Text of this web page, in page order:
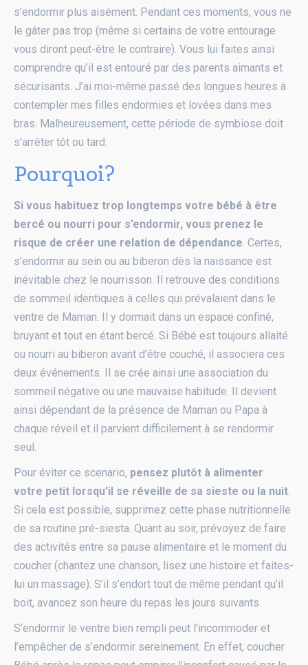
s’endormir plus aisément. Pendant ces moments, vous ne
le gâter pas trop (même si certains de votre entourage
vous diront peut-être le contraire). Vous lui faites ainsi
comprendre qu’il est entouré par des parents aimants et
sécurisants. J’ai moi-même passé des longues heures à
contempler mes filles endormies et lovées dans mes
bras. Malheureusement, cette période de symbiose doit
s’arrêter tôt ou tard.
Pourquoi?
Si vous habituez trop longtemps votre bébé à être
bercé ou nourri pour s’endormir, vous prenez le
risque de créer une relation de dépendance. Certes,
s’endormir au sein ou au biberon dès la naissance est
inévitable chez le nourrisson. Il retrouve des conditions
de sommeil identiques à celles qui prévalaient dans le
ventre de Maman. Il y dormait dans un espace confiné,
bruyant et tout en étant bercé. Si Bébé est toujours allaité
ou nourri au biberon avant d’être couché, il associera ces
deux événements. Il se crée ainsi une association du
sommeil négative ou une mauvaise habitude. Il devient
ainsi dépendant de la présence de Maman ou Papa à
chaque réveil et il parvient difficilement à se rendormir
seul.
Pour éviter ce scenario, pensez plutôt à alimenter
votre petit lorsqu’il se réveille de sa sieste ou la nuit.
Si cela est possible, supprimez cette phase nutritionnelle
de sa routine pré-siesta. Quant au soir, prévoyez de faire
des activités entre sa pause alimentaire et le moment du
coucher (chantez une chanson, lisez une histoire et faites-
lui un massage). S’il s’endort tout de même pendant qu’il
boit, avancez son heure du repas les jours suivants.
S’endormir le ventre bien rempli peut l’incommoder et
l’empêcher de s’endormir sereinement. En effet, coucher